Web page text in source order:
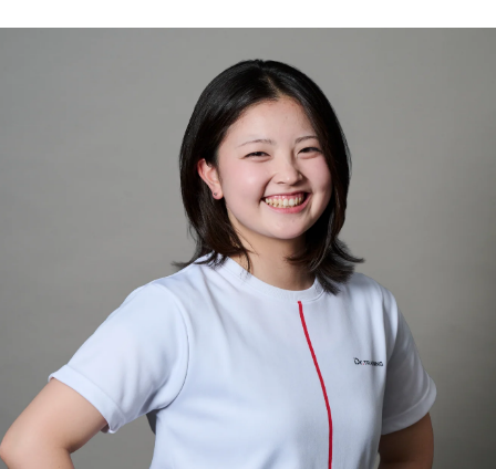
PRICE
TRAINING
トレーニング
METHOD
メソッド
REVIEW
お客様の声
MEDIA
メディア
FAQ
よくあるご質問